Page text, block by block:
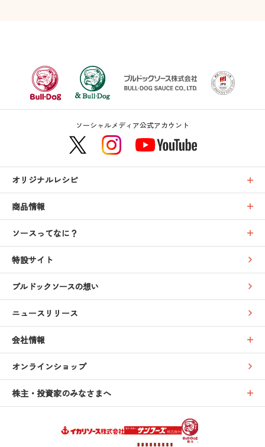
ソーシャルメディア公式アカウント
オリジナルレシピ
商品情報
ソースってなに？
特設サイト
ブルドックソースの想い
ニュースリリース
会社情報
オンラインショップ
株主・投資家のみなさまへ